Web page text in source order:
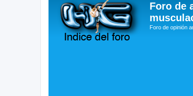
Foro de
Foro de opinión